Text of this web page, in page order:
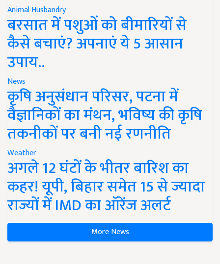
Animal Husbandry
बरसात में पशुओं को बीमारियों से
कैसे बचाएं? अपनाएं ये 5 आसान
उपाय..
News
कृषि अनुसंधान परिसर, पटना में
वैज्ञानिकों का मंथन, भविष्य की कृषि
तकनीकों पर बनी नई रणनीति
Weather
अगले 12 घंटों के भीतर बारिश का
कहर! यूपी, बिहार समेत 15 से ज्यादा
राज्यों में IMD का ऑरेंज अलर्ट
More News